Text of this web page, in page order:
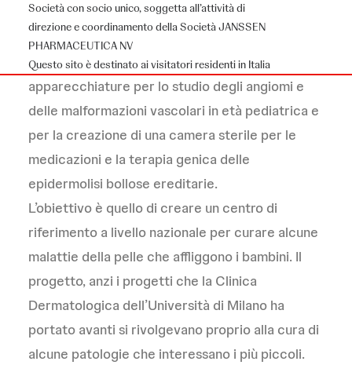
Società con socio unico, soggetta all’attività di
direzione e coordinamento della Società JANSSEN
PHARMACEUTICA NV
Questo sito è destinato ai visitatori residenti in Italia
La Fondazione Johnson & Johnson ha sostenuto
l’Istituto di Scienze Dermatologiche
dell’Università di Milano finanziando l’acquisto di
apparecchiature per lo studio degli angiomi e
delle malformazioni vascolari in età pediatrica e
per la creazione di una camera sterile per le
medicazioni e la terapia genica delle
epidermolisi bollose ereditarie.
L’obiettivo è quello di creare un centro di
riferimento a livello nazionale per curare alcune
malattie della pelle che affliggono i bambini. Il
progetto, anzi i progetti che la Clinica
Dermatologica dell’Università di Milano ha
portato avanti si rivolgevano proprio alla cura di
alcune patologie che interessano i più piccoli.